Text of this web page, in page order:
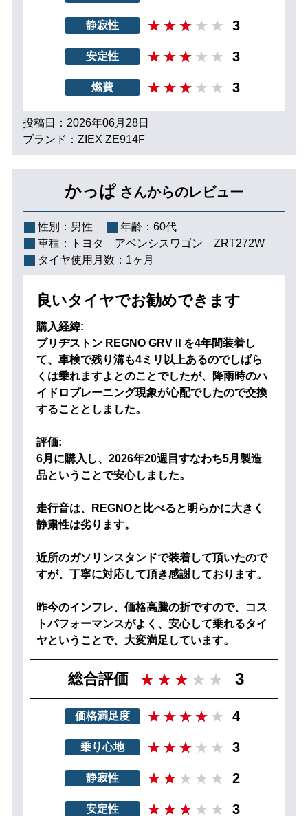
静寂性 3
安定性 3
燃費 3
投稿日：2026年06月28日
ブランド：ZIEX ZE914F
かっぱ さんからのレビュー
性別： 男性 年齢： 60代
車種：
トヨタ アベンシスワゴン ZRT272W
タイヤ使用月数： 1ヶ月
良いタイヤでお勧めできます
購入経緯:
ブリヂストン REGNO GRVⅡを4年間装着し
て、車検で残り溝も4ミリ以上あるのでしばら
くは乗れますよとのことでしたが、降雨時のハ
イドロプレーニング現象が心配でしたので交換
することとしました。
評価:
6月に購入し、2026年20週目すなわち5月製造
品ということで安心しました。
走行音は、REGNOと比べると明らかに大きく
静粛性は劣ります。
近所のガソリンスタンドで装着して頂いたので
すが、丁寧に対応して頂き感謝しております。
昨今のインフレ、価格高騰の折ですので、コス
トパフォーマンスがよく、安心して乗れるタイ
ヤということで、大変満足しています。
総合評価 3
価格満足度 4
乗り心地 3
静寂性 2
安定性 3